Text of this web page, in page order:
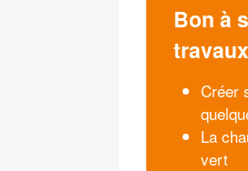
Bon à
travaux
Créer
La
vert